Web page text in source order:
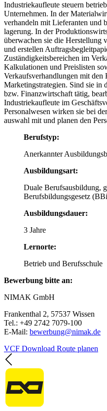
Industriekaufleute steuern
Unternehmen. In der
verhandeln mit Lieferanten und
lagerung. In der
überwachen sie die Herstellung
und erstellen
Zuständigkeitsbereichen im
Kalkulationen und Preislisten
Verkaufsverhandlungen mit den
Marketingstrategien. Sind sie in
bzw. Finanzwirtschaft tätig,
Industriekaufleute im
Personalwesen wirken sie bei
auswahl mit und planen den
Berufstyp:
Anerkannter
Ausbildungsart:
Duale Berufsausbildung,
Berufsbildungsgesetz
Ausbildungsdauer:
3 Jahre
Lernorte:
Betrieb und Berufsschule
Bewerbung bitte an:
NIMAK GmbH
Frankenthal 2, 57537 Wissen
Tel.: +49 2742 7079-100
E-Mail: bewerbung@nimak.de
VCF Download Route planen